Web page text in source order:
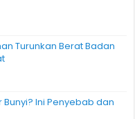
Turunkan Berat Badan
Ini Penyebab dan